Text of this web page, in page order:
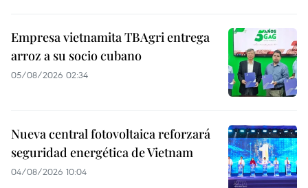
Empresa vietnamita TBAgri entrega
arroz a su socio cubano
05/08/2026 02:34
Nueva central fotovoltaica reforzará
seguridad energética de Vietnam
04/08/2026 10:04